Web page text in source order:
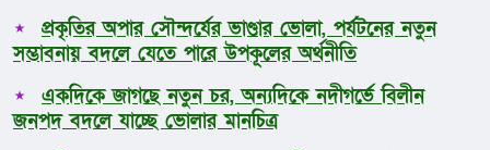
প্রকৃতির অপার সৌন্দর্যের ভাণ্ডার ভোলা, পর্যটনের নতুন
সম্ভাবনায় বদলে যেতে পারে উপকূলের অর্থনীতি
একদিকে জাগছে নতুন চর, অন্যদিকে নদীগর্ভে বিলীন
জনপদ বদলে যাচ্ছে ভোলার মানচিত্র